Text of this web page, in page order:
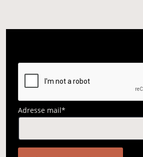
Adresse mail*